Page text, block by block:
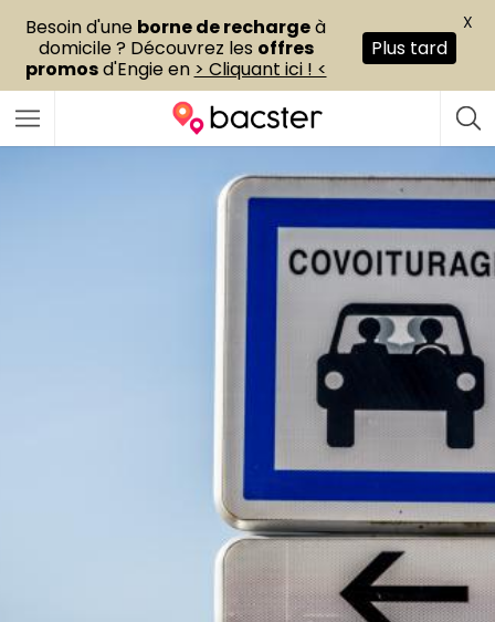
Besoin d'une borne de rechargeà
domicile ? Découvrez les offres
promosd'Engie en > Cliquant ici ! <
Plus tard
X